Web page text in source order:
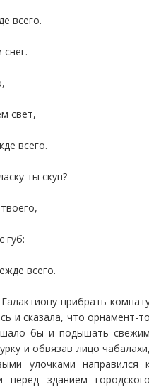
всего.
свет,
всего.
ты скуп?
губ:
всего.
прибрать
и сказала, что орнамент-
бы и подышать
и обвязав лицо
улочками направился
зданием